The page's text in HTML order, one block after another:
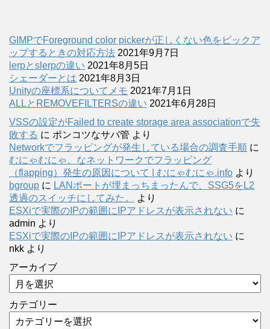
GIMPでForeground color pickerが正しくない色をピックア
ップするときの対応方法 2021年9月7日
lerpとslerpの違い 2021年8月5日
シェーダーとは 2021年8月3日
Unityの座標系についてメモ 2021年7月1日
ALLとREMOVEFILTERSの違い 2021年6月28日
VSSの設定がFailed to create storage area associationで失
敗する に ポンコツなサバ管 より
Networkでフラッピングが発生している場合の調査手順 に
むにゃむにゃ、なネットワークでフラッピング
（flapping）発生の原因について | むにゃむにゃ.info より
bgroup に LANポートが埋まっちまったんで、SSG5をL2
透過のスイッチにしてみた。
より
ESXiで実際のIPの範囲にIPアドレスが表示されない に
admin より
ESXiで実際のIPの範囲にIPアドレスが表示されない に
nkk より
アーカイブ
カテゴリー